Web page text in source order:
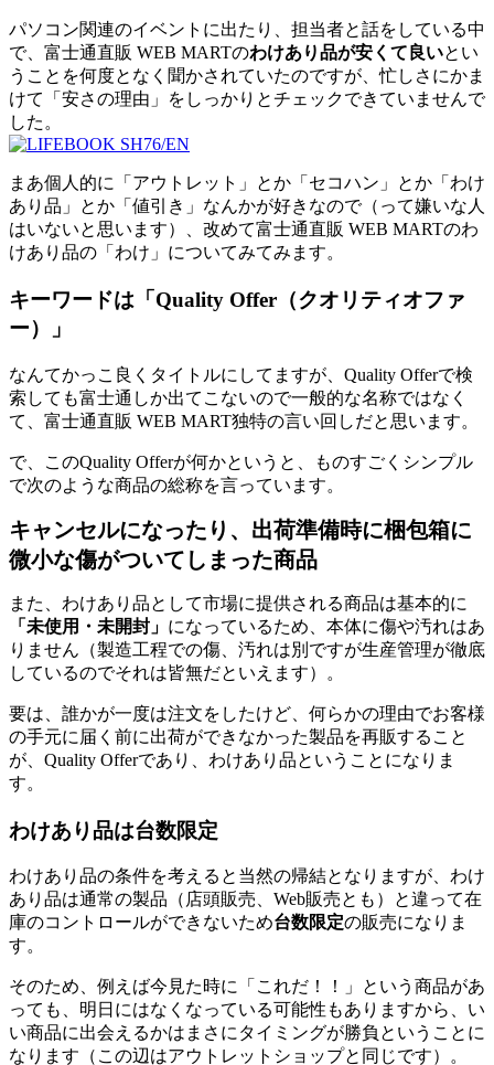
パソコン関連のイベントに出たり、担当者と話をしている中
で、富士通直販 WEB MARTのわけあり品が安くて良いとい
うことを何度となく聞かされていたのですが、忙しさにかま
けて「安さの理由」をしっかりとチェックできていませんで
した。
まあ個人的に「アウトレット」とか「セコハン」とか「わけ
あり品」とか「値引き」なんかが好きなので（って嫌いな人
はいないと思います）、改めて富士通直販 WEB MARTのわ
けあり品の「わけ」についてみてみます。
キーワードは「Quality Offer（クオリティオファ
ー）」
なんてかっこ良くタイトルにしてますが、Quality Offerで検
索しても富士通しか出てこないので一般的な名称ではなく
て、富士通直販 WEB MART独特の言い回しだと思います。
で、このQuality Offerが何かというと、ものすごくシンプル
で次のような商品の総称を言っています。
キャンセルになったり、出荷準備時に梱包箱に
微小な傷がついてしまった商品
また、わけあり品として市場に提供される商品は基本的に
「未使用・未開封」 になっているため、本体に傷や汚れはあ
りません（製造工程での傷、汚れは別ですが生産管理が徹底
しているのでそれは皆無だといえます）。
要は、誰かが一度は注文をしたけど、何らかの理由でお客様
の手元に届く前に出荷ができなかった製品を再販すること
が、Quality Offerであり、わけあり品ということになりま
す。
わけあり品は台数限定
わけあり品の条件を考えると当然の帰結となりますが、わけ
あり品は通常の製品（店頭販売、Web販売とも）と違って在
庫のコントロールができないため台数限定の販売になりま
す。
そのため、例えば今見た時に「これだ！！」という商品があ
っても、明日にはなくなっている可能性もありますから、い
い商品に出会えるかはまさにタイミングが勝負ということに
なります（この辺はアウトレットショップと同じです）。